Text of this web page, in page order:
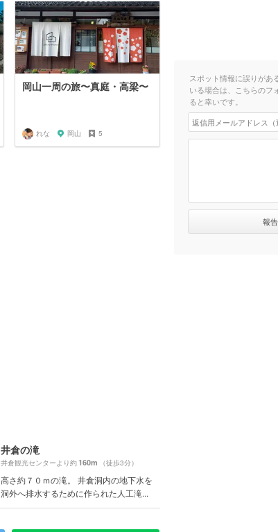
岡山一周の旅〜真庭・高梁〜
れな 岡山 5
井倉の滝
井倉観光センターより約160m （徒歩3分）
高さ約７０ｍの滝。 井倉洞内の地下水を
洞外へ排水するために作られた人工滝...
スポット情報に誤りがあ
いる場合は、こちらのフ
ると幸いです。